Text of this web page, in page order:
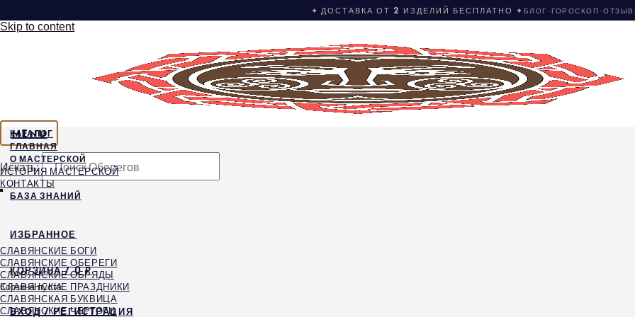
✦ ДОСТАВКА ОТ 2 ИЗДЕЛИЙ БЕСПЛАТНО ✦ БЛОГ ·ГОРОСКОП ·
Skip to content
MENU
Искать:
ИЗБРАННОЕ
КОРЗИНА /0₽
Корзина пуста.
ВХОД / РЕГИСТРАЦИЯ
КАТАЛОГ
ГЛАВНАЯ
О МАСТЕРСКОЙ
ИСТОРИЯ МАСТЕРСКОЙ
КОНТАКТЫ
БАЗА ЗНАНИЙ
СЛАВЯНСКИЕ БОГИ
СЛАВЯНСКИЕ ОБЕРЕГИ
СЛАВЯНСКИЕ ОБРЯДЫ
СЛАВЯНСКИЕ ПРАЗДНИКИ
СЛАВЯНСКАЯ БУКВИЦА
СЛАВЯНСКИЕ ЧЕРТОГИ